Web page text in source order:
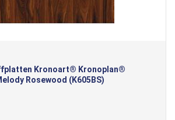
Kronoart® Kronoplan®
Rosewood (K605BS)